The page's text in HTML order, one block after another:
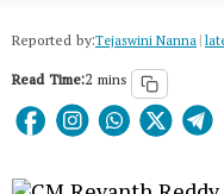
Reported by:Tejaswini Nanna|
Read Time:2 mins